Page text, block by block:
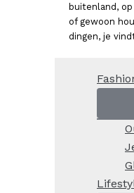
buitenland,
of gewoon
dingen, je